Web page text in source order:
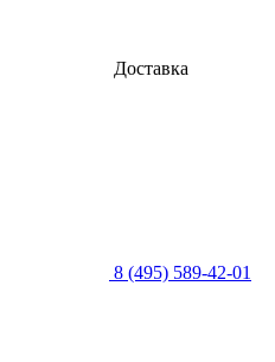
Доставка
8 (495) 589-42-01